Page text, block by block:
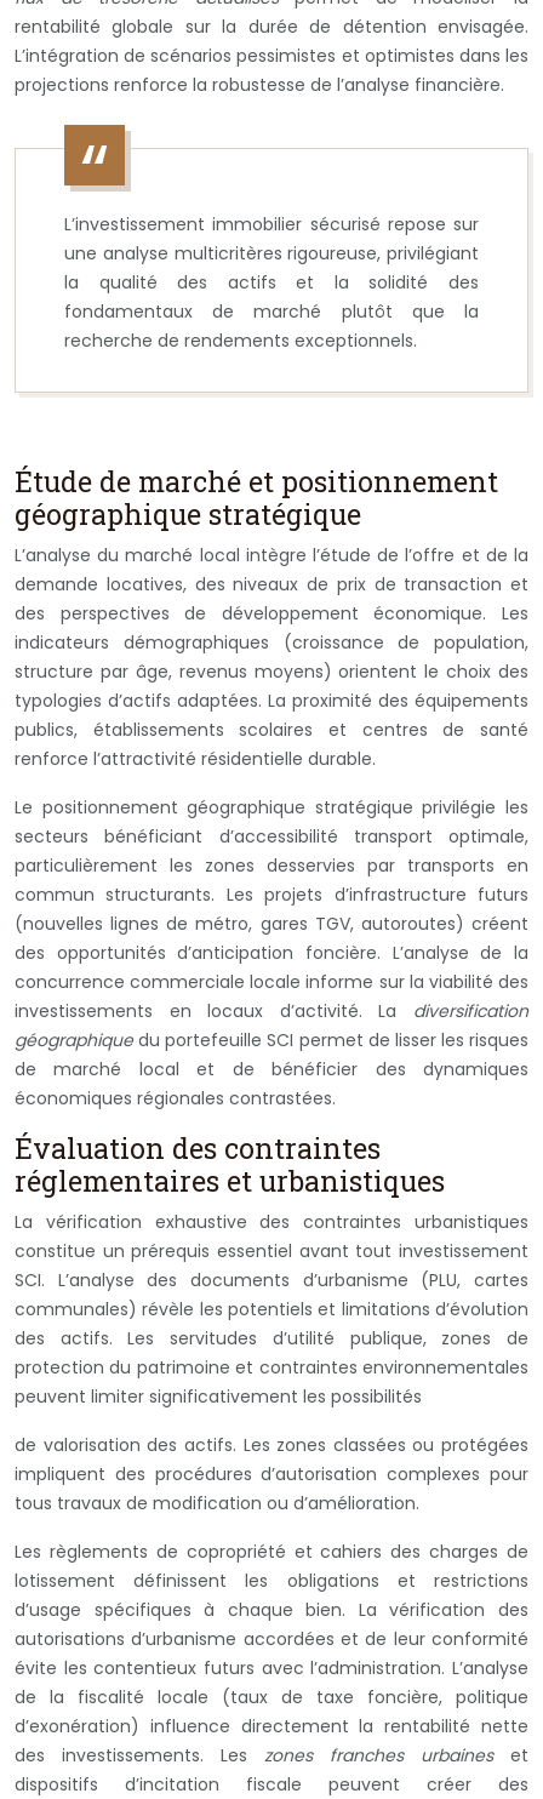
rentabilité globale sur la durée de détention envisagée.
L’intégration de scénarios pessimistes et optimistes dans les
projections renforce la robustesse de l’analyse financière.
L’investissement immobilier sécurisé repose sur
une analyse multicritères rigoureuse, privilégiant
la qualité des actifs et la solidité des
fondamentaux de marché plutôt que la
recherche de rendements exceptionnels.
Étude de marché et positionnement
géographique stratégique
L’analyse du marché local intègre l’étude de l’offre et de la
demande locatives, des niveaux de prix de transaction et
des perspectives de développement économique. Les
indicateurs démographiques (croissance de population,
structure par âge, revenus moyens) orientent le choix des
typologies d’actifs adaptées. La proximité des équipements
publics, établissements scolaires et centres de santé
renforce l’attractivité résidentielle durable.
Le positionnement géographique stratégique privilégie les
secteurs bénéficiant d’accessibilité transport optimale,
particulièrement les zones desservies par transports en
commun structurants. Les projets d’infrastructure futurs
(nouvelles lignes de métro, gares TGV, autoroutes) créent
des opportunités d’anticipation foncière. L’analyse de la
concurrence commerciale locale informe sur la viabilité des
investissements en locaux d’activité. La diversification
géographiquedu portefeuille SCI permet de lisser les risques
de marché local et de bénéficier des dynamiques
économiques régionales contrastées.
Évaluation des contraintes
réglementaires et urbanistiques
La vérification exhaustive des contraintes urbanistiques
constitue un prérequis essentiel avant tout investissement
SCI. L’analyse des documents d’urbanisme (PLU, cartes
communales) révèle les potentiels et limitations d’évolution
des actifs. Les servitudes d’utilité publique, zones de
protection du patrimoine et contraintes environnementales
peuvent limiter significativement les possibilités
de valorisation des actifs. Les zones classées ou protégées
impliquent des procédures d’autorisation complexes pour
tous travaux de modification ou d’amélioration.
Les règlements de copropriété et cahiers des charges de
lotissement définissent les obligations et restrictions
d’usage spécifiques à chaque bien. La vérification des
autorisations d’urbanisme accordées et de leur conformité
évite les contentieux futurs avec l’administration. L’analyse
de la fiscalité locale (taux de taxe foncière, politique
d’exonération) influence directement la rentabilité nette
des investissements. Les zones franches urbaineset
dispositifs d’incitation fiscale peuvent créer des